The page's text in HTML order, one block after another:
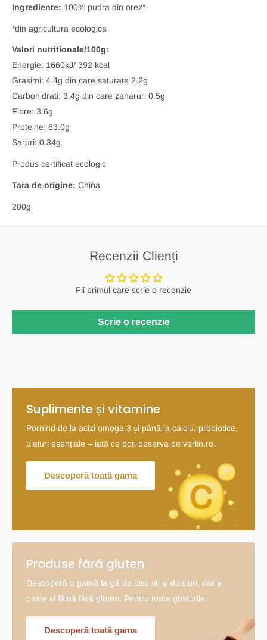
Ingrediente: 100% pudra din orez*
*din agricultura ecologica
Valori nutritionale/100g:
Energie: 1660kJ/ 392 kcal
Grasimi: 4.4g din care saturate 2.2g
Carbohidrati: 3.4g din care zaharuri 0.5g
Fibre: 3.6g
Proteine: 83.0g
Saruri: 0.34g
Produs certificat ecologic
Tara de origine: China
200g
Recenzii Clienți
Fii primul care scrie o recenzie
Scrie o recenzie
Suplimente și vitamine
Pornind de la acizi omega 3 și până la calciu, probiotice,
uleiuri esențiale – iată ce poți observa pe verlin.ro.
Descoperă toată gama
Produse fără gluten
Descoperă o gamă largă de biscuiți și dulciuri, dar și
paste si făină fără gluten. Pentru toate gusturile.
Descoperă toată gama